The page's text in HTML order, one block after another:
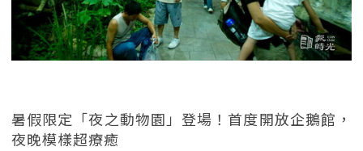
暑假限定「夜之動物園」登場！首度開放企鵝館，
夜晚模樣超療癒